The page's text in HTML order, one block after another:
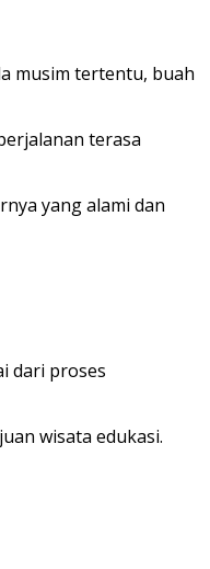
musim tertentu, buah
terasa
yang alami dan
dari proses
wisata edukasi.